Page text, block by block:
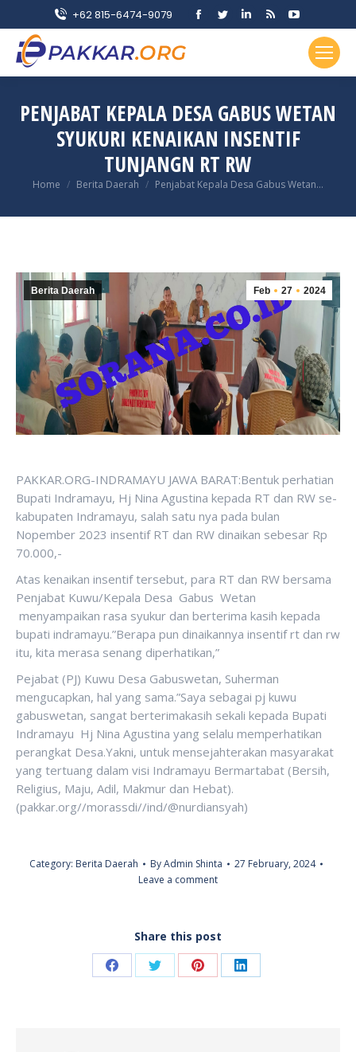
+62 815-6474-9079
Facebook
in
window
Twitter
in
window
Linkedin
in
window
Rss
opens
in
window
YouTube
page
opens
in
window
PENJABAT KEPALA DESA GABUS WETAN
SYUKURI KENAIKAN INSENTIF
TUNJANGN RT RW
You are here:
Home Berita Daerah Penjabat Kepala Desa Gabus Wetan…
Feb 27 2024
Berita Daerah
PAKKAR.ORG-INDRAMAYU JAWA BARAT:Bentuk perhatian
Bupati Indramayu, Hj Nina Agustina kepada RT dan RW se-
kabupaten Indramayu, salah satu nya pada bulan
Nopember 2023 insentif RT dan RW dinaikan sebesar Rp
70.000,-
Atas kenaikan insentif tersebut, para RT dan RW bersama
Penjabat Kuwu/Kepala Desa Gabus Wetan
menyampaikan rasa syukur dan berterima kasih kepada
bupati indramayu.”Berapa pun dinaikannya insentif rt dan rw
itu, kita merasa senang diperhatikan,”
Pejabat (PJ) Kuwu Desa Gabuswetan, Suherman
mengucapkan, hal yang sama.”Saya sebagai pj kuwu
gabuswetan, sangat berterimakasih sekali kepada Bupati
Indramayu Hj Nina Agustina yang selalu memperhatikan
perangkat Desa.Yakni, untuk mensejahterakan masyarakat
yang tertuang dalam visi Indramayu Bermartabat (Bersih,
Religius, Maju, Adil, Makmur dan Hebat).
(pakkar.org//morassdi//ind/@nurdiansyah)
Category: Berita Daerah ByAdmin Shinta
27 February, 2024
Leave a comment
Share this post
Share Share Share Share